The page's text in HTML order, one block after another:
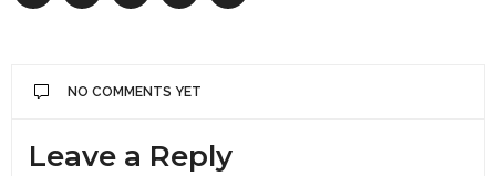
NO COMMENTS YET
Leave a Reply